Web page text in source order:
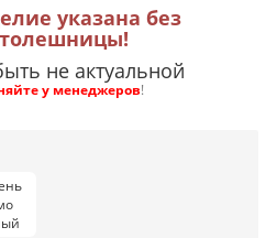
указана без
не актуальной
у менеджеров!